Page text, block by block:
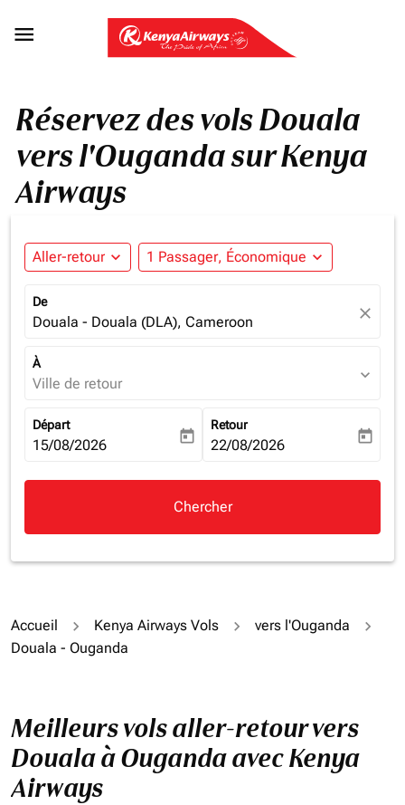

Réservez des vols Douala
vers l'Ouganda sur Kenya
Airways
Aller-retour expand_more 1 Passager, Économique expand_more
De
Douala - Douala (DLA), Cameroon close
À
Ville de retour expand_more
Départ
fc-booking-departure-date-aria-label
15/08/2026 today
Retour
fc-booking-return-date-aria-
22/08/2026 today
Chercher
Accueil Kenya Airways Vols
vers l'Ouganda
Douala - Ouganda
Meilleurs vols aller-retour vers
Douala à Ouganda avec Kenya
Airways